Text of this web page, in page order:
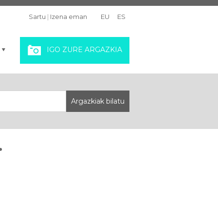
Sartu | Izena eman EU ES
IGO ZURE ARGAZKIA